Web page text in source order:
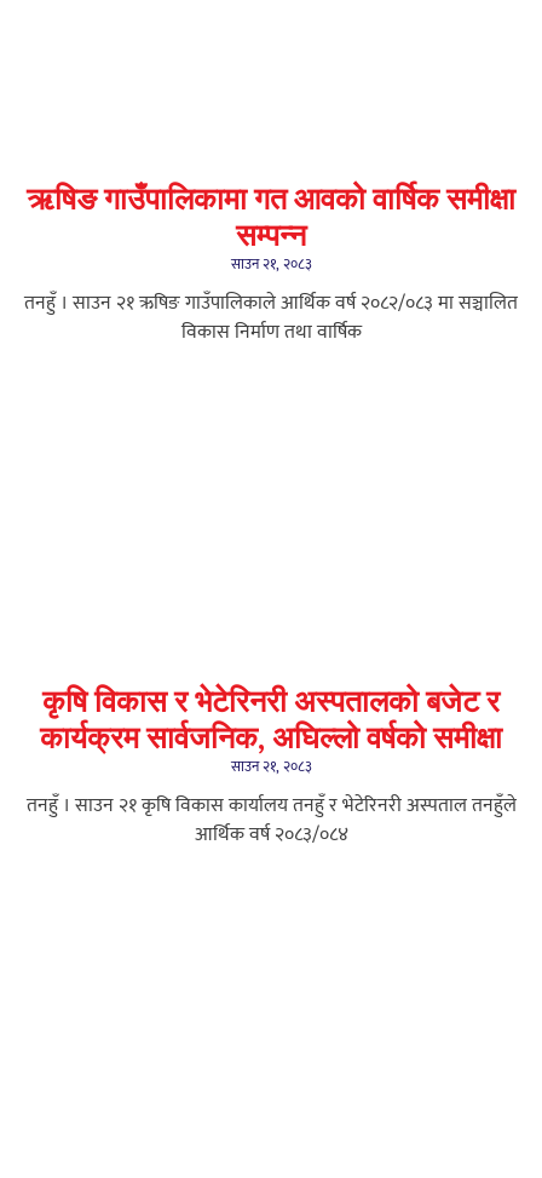
ऋषिङ गाउँपालिकामा गत आवको वार्षिक समीक्षा
सम्पन्न
साउन २१, २०८३
तनहुँ । साउन २१ ऋषिङ गाउँपालिकाले आर्थिक वर्ष २०८२/०८३ मा सञ्चालित
विकास निर्माण तथा वार्षिक
कृषि विकास र भेटेरिनरी अस्पतालको बजेट र
कार्यक्रम सार्वजनिक, अघिल्लो वर्षको समीक्षा
साउन २१, २०८३
तनहुँ । साउन २१ कृषि विकास कार्यालय तनहुँ र भेटेरिनरी अस्पताल तनहुँले
आर्थिक वर्ष २०८३/०८४